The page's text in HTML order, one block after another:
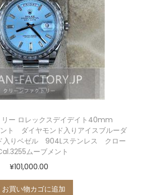
リー ロレックスデイデイト40mm
ト ダイヤモンド入りアイスブルーダ
入りベゼル 904Lステンレス クロー
ムーブメント
¥101,000.00
お買い物カゴに追加